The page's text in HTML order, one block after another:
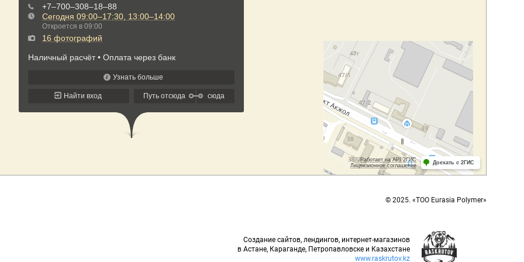
© 2025. «ТОО Eurasia Polymer»
Создание сайтов, лендингов, интернет-магазинов
в Астане, Караганде, Петропавловске и Казахстане
www.raskrutov.kz